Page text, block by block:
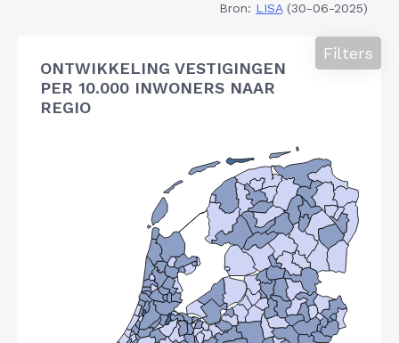
Bron: LISA(30-06-2025)
ONTWIKKELING VESTIGINGEN
PER 10.000 INWONERS NAAR
REGIO
Filters